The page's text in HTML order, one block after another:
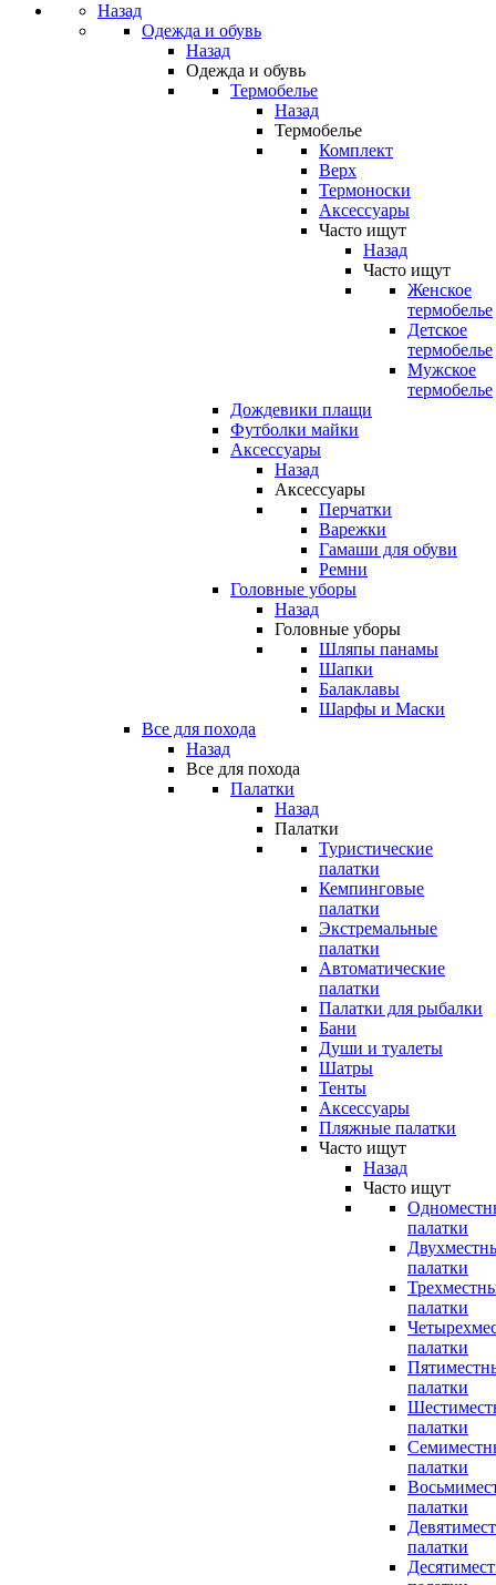
Назад
Одежда и обувь
Назад
Одежда и обувь
Термобелье
Назад
Термобелье
Комплект
Верх
Термоноски
Аксессуары
Часто ищут
Назад
Часто ищут
Женское
термобелье
Детское
термобелье
Мужское
термобелье
Дождевики плащи
Футболки майки
Аксессуары
Назад
Аксессуары
Перчатки
Варежки
Гамаши для обуви
Ремни
Головные уборы
Назад
Головные уборы
Шляпы панамы
Шапки
Балаклавы
Шарфы и Маски
Все для похода
Назад
Все для похода
Палатки
Назад
Палатки
Туристические
палатки
Кемпинговые
палатки
Экстремальные
палатки
Автоматические
палатки
Палатки для рыбалки
Бани
Души и туалеты
Шатры
Тенты
Аксессуары
Пляжные палатки
Часто ищут
Назад
Часто ищут
палатки
палатки
палатки
палатки
палатки
палатки
палатки
палатки
палатки